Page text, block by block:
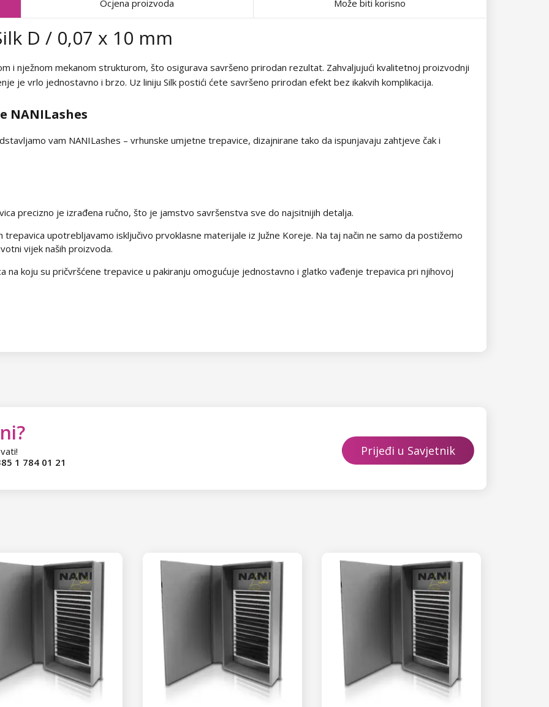
D / 0,07 x 10 mm
i nježnom mekanom strukturom, što osigurava savršeno prirodan rezultat. Zahvaljujući kvalitetnoj proizvodnji
je vrlo jednostavno i brzo. Uz liniju Silk postići ćete savršeno prirodan efekt bez ikakvih komplikacija.
NANILashes
vam NANILashes – vrhunske umjetne trepavice, dizajnirane tako da ispunjavaju zahtjeve čak i
precizno je izrađena ručno, što je jamstvo savršenstva sve do najsitnijih detalja.
trepavica upotrebljavamo isključivo prvoklasne materijale iz Južne Koreje. Na taj način ne samo da postižemo
vijek naših proizvoda.
na koju su pričvršćene trepavice u pakiranju omogućuje jednostavno i glatko vađenje trepavica pri njihovoj
Ocjena proizvoda Može biti korisno
1 784 01 21
Prijeđi u Savjetnik